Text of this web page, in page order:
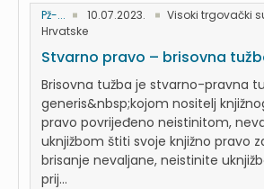
Pž-... 10.07.2023.
Visoki trgovački
Hrvatske
Stvarno pravo – brisovna
Brisovna tužba je stvarno-pravna
generis&nbsp;kojom nositelj
pravo povrijeđeno neistinitom,
uknjižbom štiti svoje knjižno pravo
brisanje nevaljane, neistinite
prij...